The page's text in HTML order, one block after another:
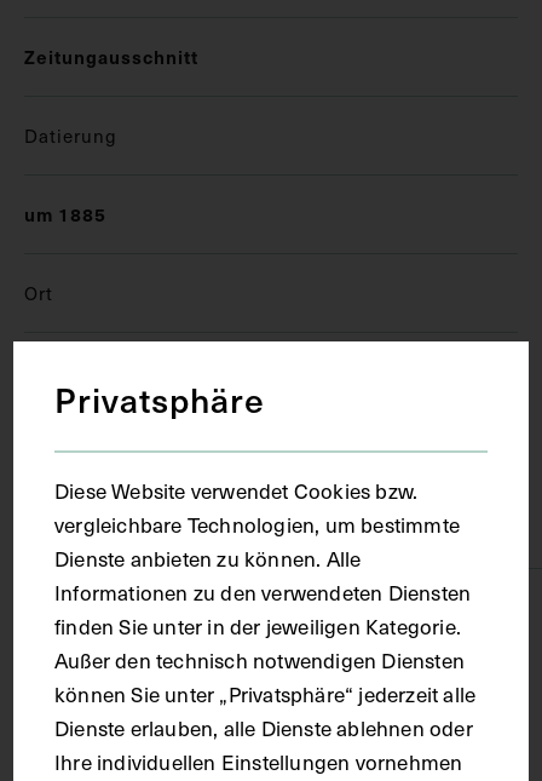
Zeitungausschnitt
Datierung
um 1885
Ort
Material
Karton
Technik
Druck
Maße
Privatsphäre
Diese Website verwendet Cookies bzw.
vergleichbare Technologien, um bestimmte
Dienste anbieten zu können. Alle
Informationen zu den verwendeten Diensten
finden Sie unter in der jeweiligen Kategorie.
Außer den technisch notwendigen Diensten
können Sie unter „Privatsphäre“ jederzeit alle
Dienste erlauben, alle Dienste ablehnen oder
Ihre individuellen Einstellungen vornehmen